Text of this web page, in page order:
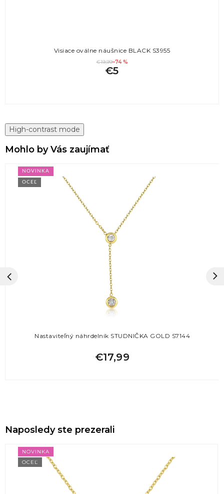
Visiace oválne náušnice BLACK S3955
€19,99–74 %
€5
High-contrast mode
Mohlo by Vás zaujímať
NOVINKA
OCEĽ
Nastaviteľný náhrdelník STUDNIČKA GOLD S7144
€17,99
Naposledy ste prezerali
NOVINKA
OCEĽ